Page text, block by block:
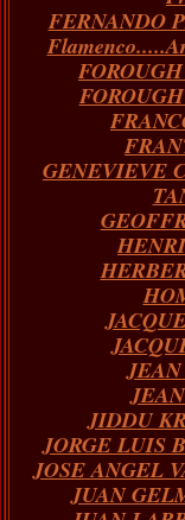
FERNANDO
GENEVIEVE
JIDDU
JORGE LUIS
JOSE ANGEL
JUAN